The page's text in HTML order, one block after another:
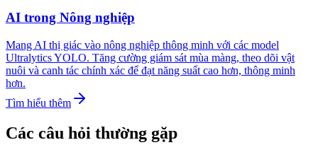
AI trong Nông nghiệp
Mang AI thị giác vào nông nghiệp thông minh với các model
Ultralytics YOLO. Tăng cường giám sát mùa màng, theo dõi vật
nuôi và canh tác chính xác để đạt năng suất cao hơn, thông minh
hơn.
Tìm hiểu thêm
Các câu hỏi thường gặp